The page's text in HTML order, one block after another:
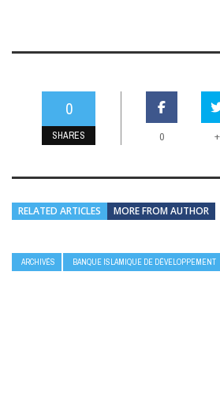
0
SHARES 0 +
RELATED ARTICLES MORE FROM AUTHOR
ARCHIVÉS BANQUE ISLAMIQUE DE DÉVELOPPEMENT